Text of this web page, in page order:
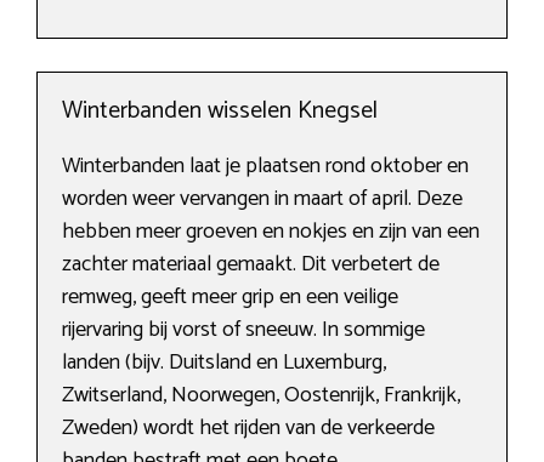
Winterbanden wisselen Knegsel
Winterbanden laat je plaatsen rond oktober en
worden weer vervangen in maart of april. Deze
hebben meer groeven en nokjes en zijn van een
zachter materiaal gemaakt. Dit verbetert de
remweg, geeft meer grip en een veilige
rijervaring bij vorst of sneeuw. In sommige
landen (bijv. Duitsland en Luxemburg,
Zwitserland, Noorwegen, Oostenrijk, Frankrijk,
Zweden) wordt het rijden van de verkeerde